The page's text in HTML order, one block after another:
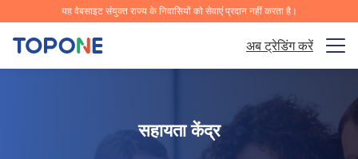
यह वेबसाइट संयुक्त राज्य के निवासियों को सेवाएं प्रदान नहीं करता है।
अब ट्रेडिंग करें
सहायता केंद्र